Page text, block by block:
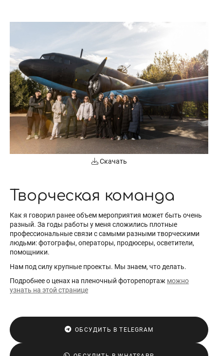
Творческая команда
Как я говорил ранее объем мероприятия может быть очень
разный. За годы работы у меня сложились плотные
профессиональные связи с самыми разными творческими
людьми: фотографы, операторы, продюсеры, осветители,
помощники.
Нам под силу крупные проекты. Мы знаем, что делать.
Подробнее о ценах на пленочный фоторепортаж можно
узнать на этой странице
Скачать
ОБСУДИТЬ В TELEGRAM